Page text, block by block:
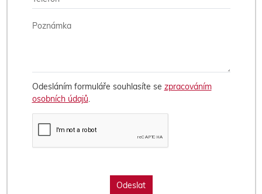
Odesláním formuláře souhlasíte se zpracováním
osobních údajů.